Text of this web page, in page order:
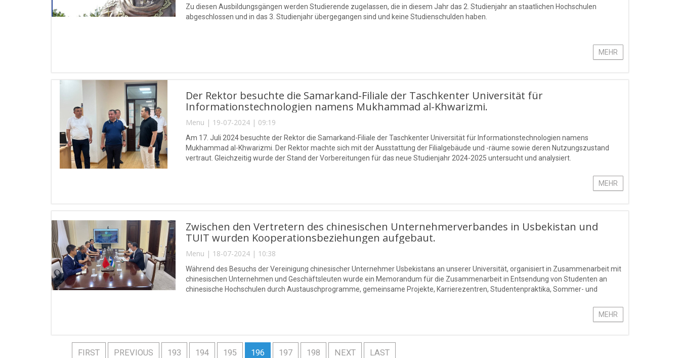
Zu diesen Ausbildungsgängen werden Studierende zugelassen, die in diesem Jahr das 2. Studienjahr an staatlichen Hochschulen
abgeschlossen und in das 3. Studienjahr übergegangen sind und keine Studienschulden haben.
MEHR
Der Rektor besuchte die Samarkand-Filiale der Taschkenter Universität für
Informationstechnologien namens Mukhammad al-Khwarizmi.
Menu | 19-07-2024 | 09:19
Am 17. Juli 2024 besuchte der Rektor die Samarkand-Filiale der Taschkenter Universität für Informationstechnologien namens
Mukhammad al-Khwarizmi. Der Rektor machte sich mit der Ausstattung der Filialgebäude und -räume sowie deren Nutzungszustand
vertraut. Gleichzeitig wurde der Stand der Vorbereitungen für das neue Studienjahr 2024-2025 untersucht und analysiert.
MEHR
Zwischen den Vertretern des chinesischen Unternehmerverbandes in Usbekistan und
TUIT wurden Kooperationsbeziehungen aufgebaut.
Menu | 18-07-2024 | 10:38
Während des Besuchs der Vereinigung chinesischer Unternehmer Usbekistans an unserer Universität, organisiert in Zusammenarbeit mit
chinesischen Unternehmen und Geschäftsleuten wurde ein Memorandum für die Zusammenarbeit in Entsendung von Studenten an
chinesische Hochschulen durch Austauschprogramme, gemeinsame Projekte, Karrierezentren, Studentenpraktika, Sommer- und
MEHR
FIRST PREVIOUS 193 194 195 196 197 198 NEXT LAST